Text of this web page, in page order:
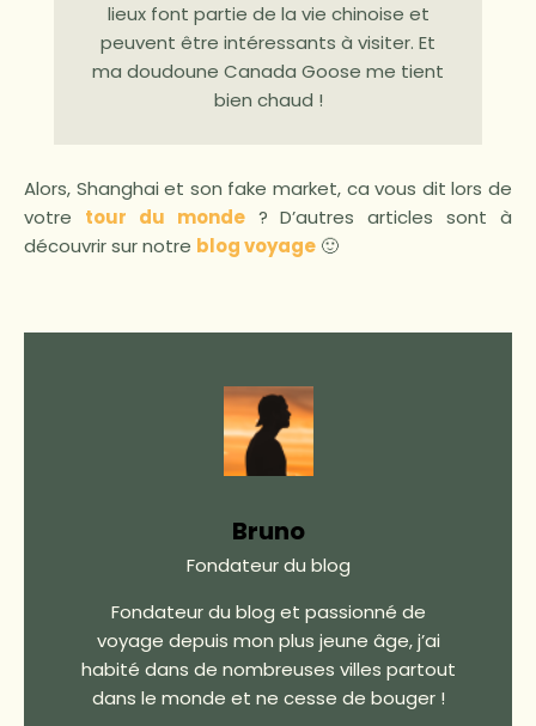
lieux font partie de la vie chinoise et
peuvent être intéressants à visiter. Et
ma doudoune Canada Goose me tient
bien chaud !
Alors, Shanghai et son fake market, ca vous dit lors de
votre tour du monde? D’autres articles sont à
découvrir sur notre blog voyage 🙂
Bruno
Fondateur du blog
Fondateur du blog et passionné de
voyage depuis mon plus jeune âge, j’ai
habité dans de nombreuses villes partout
dans le monde et ne cesse de bouger !